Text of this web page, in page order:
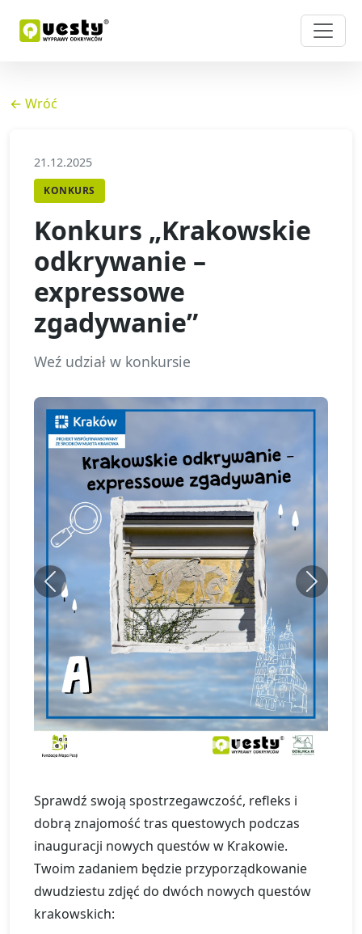
← Wróć
21.12.2025
KONKURS
Konkurs „Krakowskie
odkrywanie –
expressowe
zgadywanie”
Weź udział w konkursie
Previous Next
Sprawdź swoją spostrzegawczość, refleks i
dobrą znajomość tras questowych podczas
inauguracji nowych questów w Krakowie.
Twoim zadaniem będzie przyporządkowanie
dwudziestu zdjęć do dwóch nowych questów
krakowskich: